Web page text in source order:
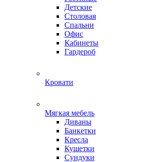
Детские
Столовая
Спальни
Офис
Кабинеты
Гардероб
Кровати
Мягкая мебель
Диваны
Банкетки
Кресла
Кушетки
Сундуки